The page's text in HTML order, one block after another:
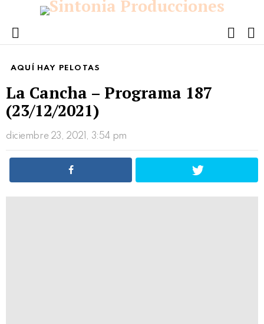
Menu
AQUÍ HAY PELOTAS
La Cancha – Programa 187
(23/12/2021)
diciembre 23, 2021, 3:54 pm